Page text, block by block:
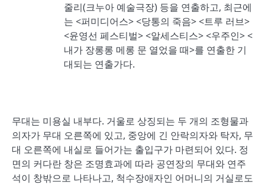
줄리(크누아 예술극장) 등을 연출하고, 최근에
는 <퍼미디어스> <당통의 죽음> <트루 러브>
<윤영선 페스티벌> <알세스티스> <우주인> <
내가 장롱롱 메롱 문 열었을 때>를 연출한 기
대되는 연출가다.
무대는 미용실 내부다. 거울로 상징되는 두 개의 조형물과
의자가 무대 오른쪽에 있고, 중앙에 긴 안락의자와 탁자, 무
대 오른쪽에 내실로 들어가는 출입구가 마련되어 있다. 정
면의 커다란 창은 조명효과에 따라 공연장의 무대와 연주
석이 창밖으로 나타나고, 척수장애자인 어머니의 거실로도